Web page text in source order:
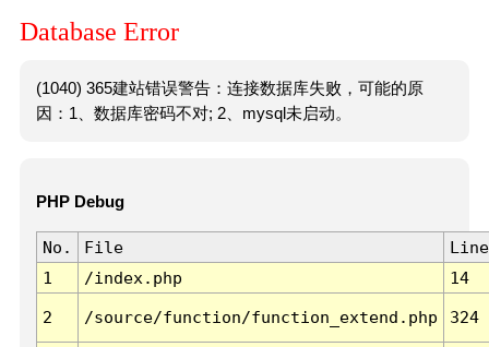
Database Error
(1040) 365建站错误警告：连接数据库失败，可能的原
因：1、数据库密码不对; 2、mysql未启动。
PHP Debug
No. File
Line
1
/index.php 14
2 /source/function/function_extend.php 324